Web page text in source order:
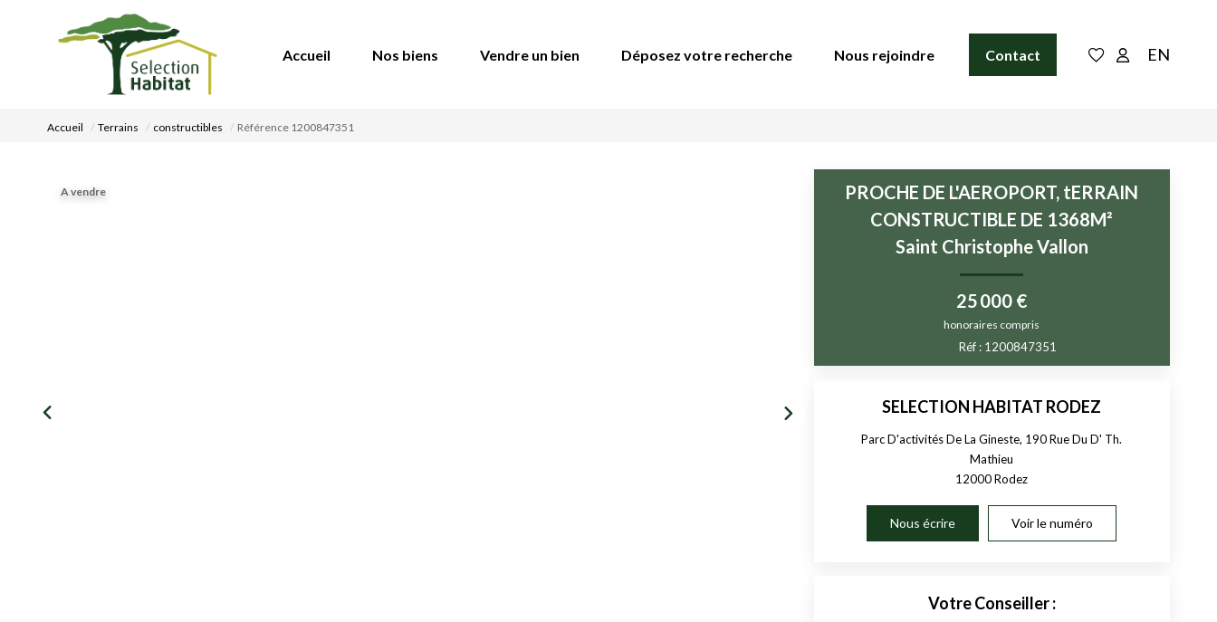
Accueil Nos biens Vendre un bien Déposez votre recherche Nous rejoindre Contact EN
Accueil Terrains constructibles Référence 1200847351
A vendre
PROCHE DE L'AEROPORT, tERRAIN
CONSTRUCTIBLE DE 1368M²
Saint Christophe Vallon
25 000 €
honoraires compris
Réf : 1200847351
SELECTION HABITAT RODEZ
Parc D'activités De La Gineste, 190 Rue Du D' Th.
Mathieu
12000Rodez
Nous écrire Voir le numéro
Votre Conseiller :